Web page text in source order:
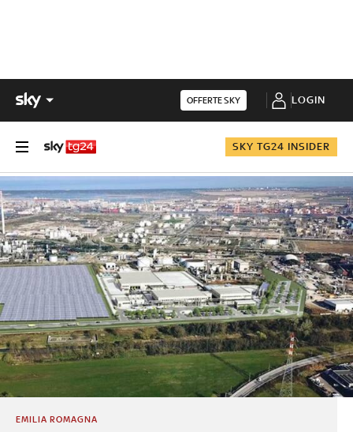
OFFERTE SKY LOGIN
SKY TG24 INSIDER
EMILIA ROMAGNA